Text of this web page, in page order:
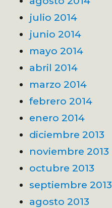
julio 2014
junio 2014
mayo 2014
abril 2014
marzo 2014
febrero 2014
enero 2014
diciembre 2013
noviembre 2013
octubre 2013
septiembre 2013
agosto 2013